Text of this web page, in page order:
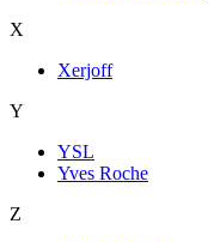
X
Xerjoff
Y
YSL
Yves Roche
Z